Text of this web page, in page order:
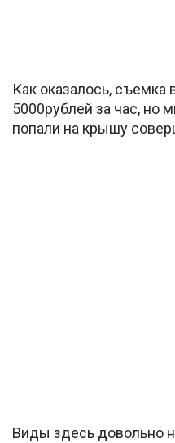
Как оказалось, съемка
5000рублей за час, но
попали на крышу
Виды здесь довольно